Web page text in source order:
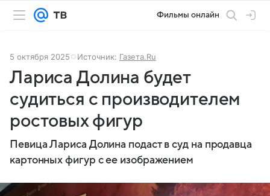
Фильмы онлайн
5 октября 2025 Источник: Газета.Ru
Лариса Долина будет
судиться с производителем
ростовых фигур
Певица Лариса Долина подаст в суд на продавца
картонных фигур с ее изображением